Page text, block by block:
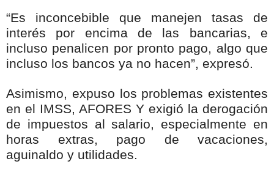
“Es inconcebible que manejen tasas de
interés por encima de las bancarias, e
incluso penalicen por pronto pago, algo que
incluso los bancos ya no hacen”, expresó.
Asimismo, expuso los problemas existentes
en el IMSS, AFORES Y exigió la derogación
de impuestos al salario, especialmente en
horas extras, pago de vacaciones,
aguinaldo y utilidades.